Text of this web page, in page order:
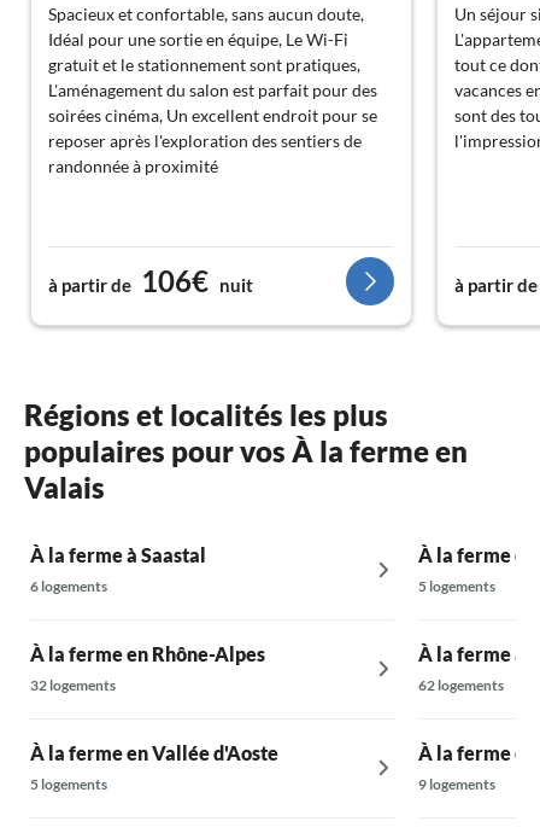
Spacieux et confortable, sans aucun doute,
Idéal pour une sortie en équipe, Le Wi-Fi
gratuit et le stationnement sont pratiques,
L'aménagement du salon est parfait pour des
soirées cinéma, Un excellent endroit pour se
reposer après l'exploration des sentiers de
randonnée à proximité
à partir de 106€ nuit
Un séjour
tout ce
vacances
sont des
à partir de
Régions et localités les plus
populaires pour vos À la ferme en
Valais
À la ferme à Saastal
6 logements
À la ferme en Rhône-Alpes
32 logements
À la ferme en Vallée d'Aoste
5 logements
À la ferme
5 logements
À la ferme à
62 logements
À la ferme
9 logements